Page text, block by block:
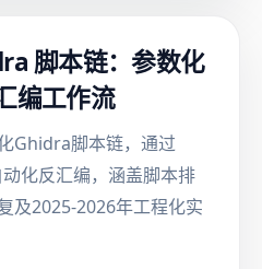
脚本链：参数化
编工作流
Ghidra脚本链，通过
化反汇编，涵盖脚本排
及2025-2026年工程化实